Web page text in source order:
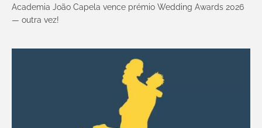
Academia João Capela vence prémio Wedding Awards 2026
— outra vez!